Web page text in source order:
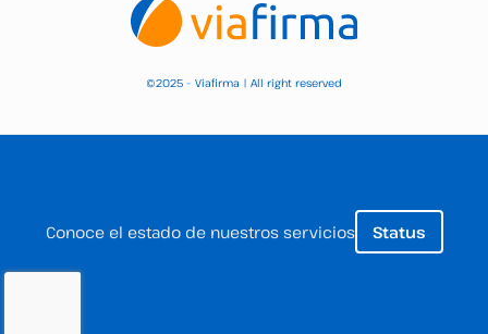
©2025 – Viafirma | All right reserved
Conoce el estado de nuestros servicios Status